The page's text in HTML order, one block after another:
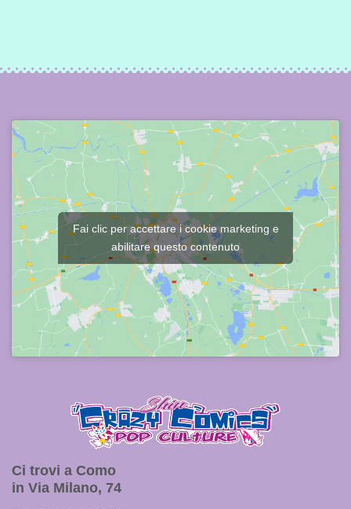
Fai clic per accettare i cookie marketing e
abilitare questo contenuto
Ci trovi a Como
in Via Milano, 74